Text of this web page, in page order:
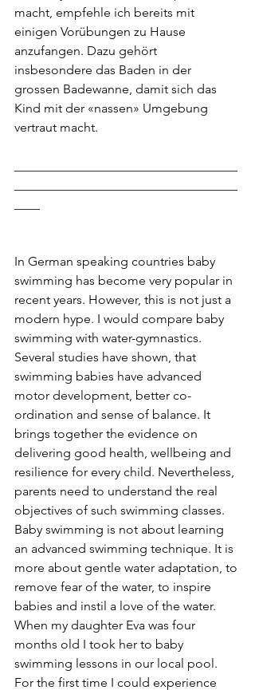
macht, empfehle ich bereits mit
einigen Vorübungen zu Hause
anzufangen. Dazu gehört
insbesondere das Baden in der
grossen Badewanne, damit sich das
Kind mit der «nassen» Umgebung
vertraut macht.
In German speaking countries baby
swimming has become very popular in
recent years. However, this is not just a
modern hype. I would compare baby
swimming with water-gymnastics.
Several studies have shown, that
swimming babies have advanced
motor development, better co-
ordination and sense of balance. It
brings together the evidence on
delivering good health, wellbeing and
resilience for every child. Nevertheless,
parents need to understand the real
objectives of such swimming classes.
Baby swimming is not about learning
an advanced swimming technique. It is
more about gentle water adaptation, to
remove fear of the water, to inspire
babies and instil a love of the water.
When my daughter Eva was four
months old I took her to baby
swimming lessons in our local pool.
For the first time I could experience